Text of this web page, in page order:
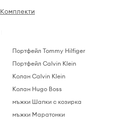
Комплекти
Портфейл Tommy Hilfiger
Портфейл Calvin Klein
Колан Calvin Klein
Колан Hugo Boss
мъжки Шапки с козирка
мъжки Маратонки